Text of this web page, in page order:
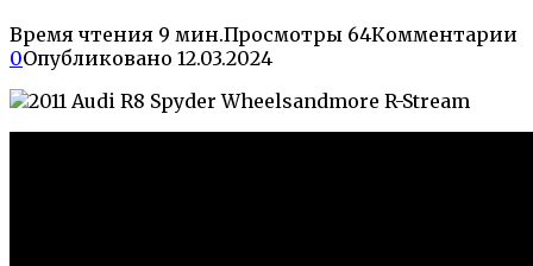
Время чтения 9 мин.Просмотры 64Комментарии
0Опубликовано 12.03.2024